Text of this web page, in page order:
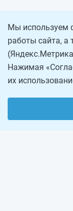
Мы используем
работы сайта, а
Нажимая
их